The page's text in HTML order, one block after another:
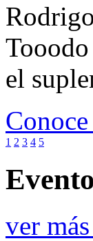
el
1 2 3 4 5
ver